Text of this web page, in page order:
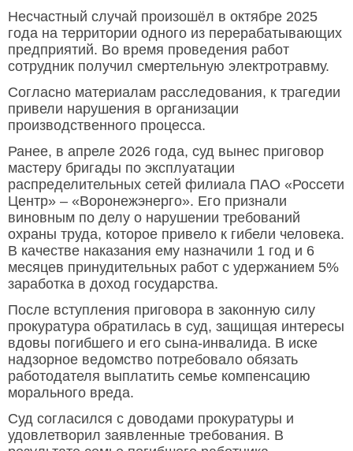
Несчастный случай произошёл в октябре 2025
года на территории одного из перерабатывающих
предприятий. Во время проведения работ
сотрудник получил смертельную электротравму.
Согласно материалам расследования, к трагедии
привели нарушения в организации
производственного процесса.
Ранее, в апреле 2026 года, суд вынес приговор
мастеру бригады по эксплуатации
распределительных сетей филиала ПАО «Россети
Центр» – «Воронежэнерго». Его признали
виновным по делу о нарушении требований
охраны труда, которое привело к гибели человека.
В качестве наказания ему назначили 1 год и 6
месяцев принудительных работ с удержанием 5%
заработка в доход государства.
После вступления приговора в законную силу
прокуратура обратилась в суд, защищая интересы
вдовы погибшего и его сына-инвалида. В иске
надзорное ведомство потребовало обязать
работодателя выплатить семье компенсацию
морального вреда.
Суд согласился с доводами прокуратуры и
удовлетворил заявленные требования. В